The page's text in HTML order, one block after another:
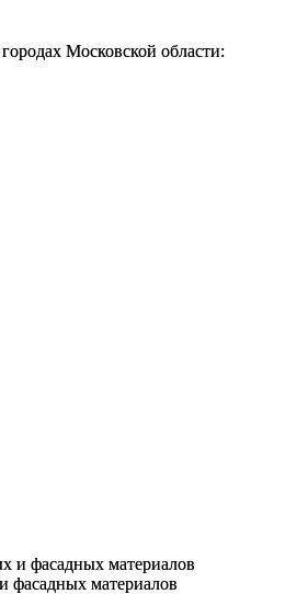
Московской области:
фасадных материалов